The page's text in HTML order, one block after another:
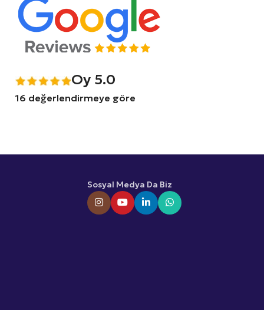
Oy 5.0
16 değerlendirmeye göre
Sosyal Medya Da Biz